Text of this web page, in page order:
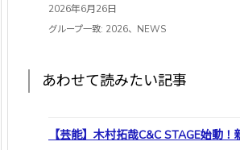
2026年6月26日
グループ一致: 2026、NEWS
あわせて読みたい記事
【芸能】木村拓哉C&C STAGE始動